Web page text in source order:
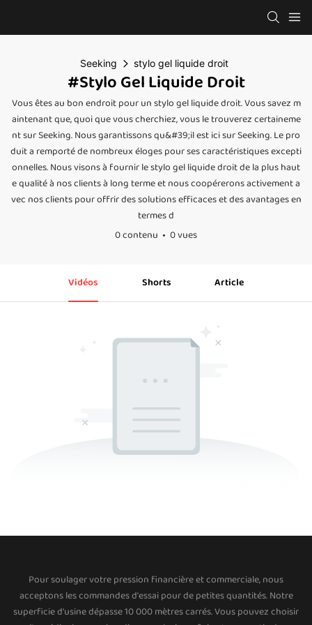
Seeking stylo gel liquide droit
#stylo Gel Liquide Droit
Vous êtes au bon endroit pour un stylo gel liquide droit. Vous savez m
aintenant que, quoi que vous cherchiez, vous le trouverez certaineme
nt sur Seeking. Nous garantissons qu&#39;il est ici sur Seeking. Le pro
duit a remporté de nombreux éloges pour ses caractéristiques excepti
onnelles. Nous visons à fournir le stylo gel liquide droit de la plus haut
e qualité à nos clients à long terme et nous coopérerons activement a
vec nos clients pour offrir des solutions efficaces et des avantages en
termes d
0 contenu
0 vues
Vidéos Shorts Article
Pour soulager votre pression financière et commerciale, nous
acceptons les commandes d'essai pour de petites quantités. Notre
superficie d'usine dépasse 10 000 mètres carrés. Vous pouvez choisir